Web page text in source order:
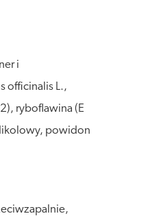
i
officinalis L.,
ryboflawina (E
powidon